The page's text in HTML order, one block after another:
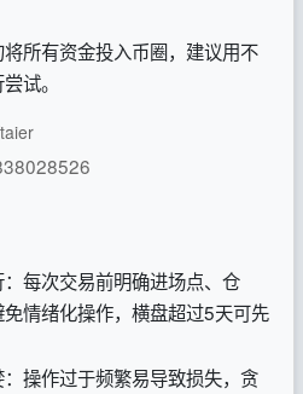
所有资金投入币圈，建议用不
试‌。
每次交易前明确进场点、仓
情绪化操作‌，横盘超过5天可先
操作过于频繁易导致损失，贪